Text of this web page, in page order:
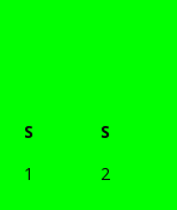
S
S
1
2